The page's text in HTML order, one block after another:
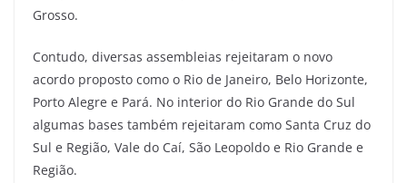
Grosso.
Contudo, diversas assembleias rejeitaram o novo
acordo proposto como o Rio de Janeiro, Belo Horizonte,
Porto Alegre e Pará. No interior do Rio Grande do Sul
algumas bases também rejeitaram como Santa Cruz do
Sul e Região, Vale do Caí, São Leopoldo e Rio Grande e
Região.